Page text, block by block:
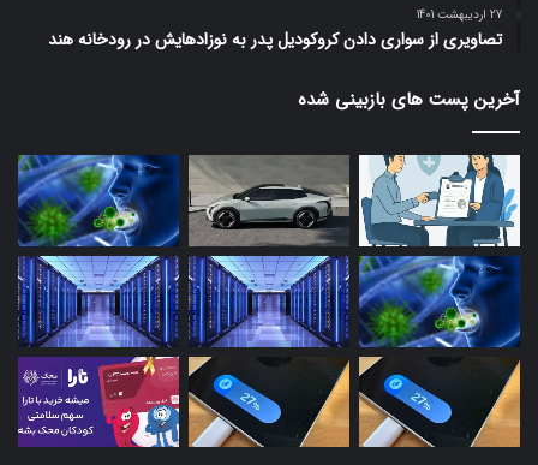
27 اردیبهشت 1401
تصاویری از سواری دادن کروکودیل پدر به نوزادهایش در رودخانه هند
آخرین پست های بازبینی شده